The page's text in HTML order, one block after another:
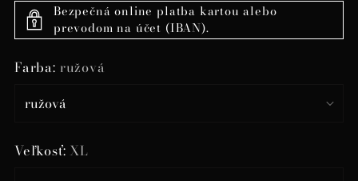
Bezpečná online platba kartou alebo
prevodom na účet (IBAN).
Farba: ružová
Veľkosť:XL